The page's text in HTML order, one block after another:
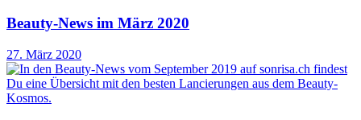
Beauty-News im März 2020
27. März 2020